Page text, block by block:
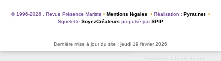
©1996-2026 , Revue Présence Mariste • Mentions légales • Réalisation : Pyrat.net •
Squelette SoyezCréateurs propulsé parSPIP
Dernière mise à jour du site : jeudi 19 février 2026